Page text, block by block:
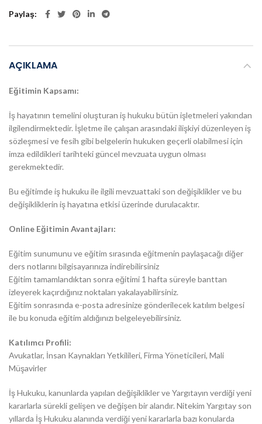
Paylaş
AÇIKLAMA
Eğitimin Kapsamı:
İş hayatının temelini oluşturan iş hukuku bütün işletmeleri yakından
ilgilendirmektedir. İşletme ile çalışan arasındaki ilişkiyi düzenleyen iş
sözleşmesi ve fesih gibi belgelerin hukuken geçerli olabilmesi için
imza edildikleri tarihteki güncel mevzuata uygun olması
gerekmektedir.
Bu eğitimde iş hukuku ile ilgili mevzuattaki son değişiklikler ve bu
değişikliklerin iş hayatına etkisi üzerinde durulacaktır.
Online Eğitimin Avantajları:
Eğitim sunumunu ve eğitim sırasında eğitmenin paylaşacağı diğer
ders notlarını bilgisayarınıza indirebilirsiniz
Eğitim tamamlandıktan sonra eğitimi 1 hafta süreyle banttan
izleyerek kaçırdığınız noktaları yakalayabilirsiniz.
Eğitim sonrasında e-posta adresinize gönderilecek katılım belgesi
ile bu konuda eğitim aldığınızı belgeleyebilirsiniz.
Katılımcı Profili:
Avukatlar, İnsan Kaynakları Yetkilileri, Firma Yöneticileri, Mali
Müşavirler
İş Hukuku, kanunlarda yapılan değişiklikler ve Yargıtayın verdiği yeni
kararlarla sürekli gelişen ve değişen bir alandır. Nitekim Yargıtay son
yıllarda İş Hukuku alanında verdiği yeni kararlarla bazı konularda